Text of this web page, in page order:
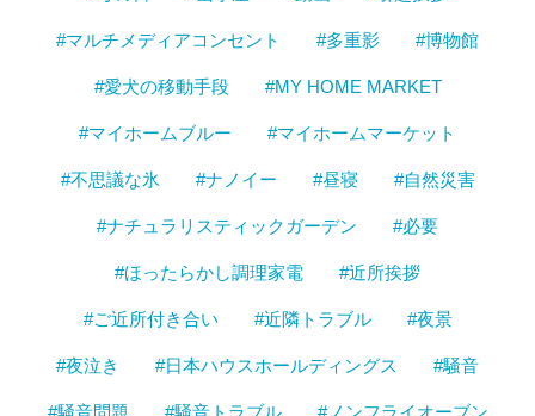
#マルチメディアコンセント #多重影 #博物館
#愛犬の移動手段 #MY HOME MARKET
#マイホームブルー #マイホームマーケット
#不思議な氷 #ナノイー #昼寝 #自然災害
#ナチュラリスティックガーデン #必要
#ほったらかし調理家電 #近所挨拶
#ご近所付き合い #近隣トラブル #夜景
#夜泣き #日本ハウスホールディングス #騒音